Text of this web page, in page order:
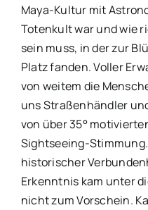
Maya-Kultur mit
Totenkult war und wie
sein muss, in der zur
Platz fanden. Voller
von weitem die
uns Straßenhändler
von über 35°
Sightseeing-
historischer
Erkenntnis kam unter
nicht zum Vorschein.